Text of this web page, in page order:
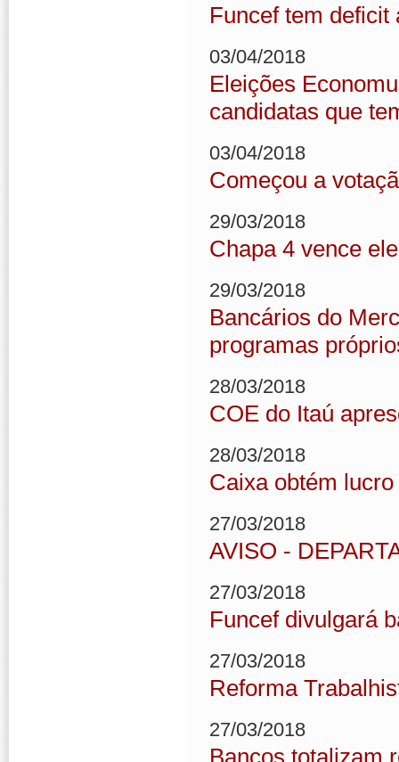
Funcef tem deficit
03/04/2018
Eleições
candidatas que
03/04/2018
Começou a
29/03/2018
Chapa 4 vence
29/03/2018
Bancários do
programas
28/03/2018
COE do Itaú
28/03/2018
Caixa obtém
27/03/2018
AVISO -
27/03/2018
Funcef divulgará
27/03/2018
Reforma
27/03/2018
Bancos totalizam